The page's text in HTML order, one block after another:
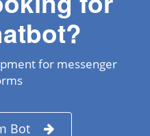
for messenger
Bot